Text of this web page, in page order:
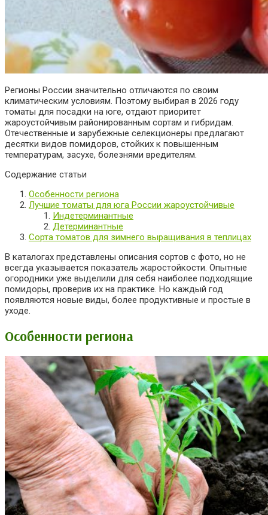
Регионы России значительно отличаются по своим
климатическим условиям. Поэтому выбирая в 2026 году
томаты для посадки на юге, отдают приоритет
жароустойчивым районированным сортам и гибридам.
Отечественные и зарубежные селекционеры предлагают
десятки видов помидоров, стойких к повышенным
температурам, засухе, болезнями вредителям.
Содержание статьи
Особенности региона
Лучшие томаты для юга России жароустойчивые
Индетерминантные
Детерминантные
Сорта томатов для зимнего выращивания в теплицах
В каталогах представлены описания сортов с фото, но не
всегда указывается показатель жаростойкости. Опытные
огородники уже выделили для себя наиболее подходящие
помидоры, проверив их на практике. Но каждый год
появляются новые виды, более продуктивные и простые в
уходе.
Особенности региона